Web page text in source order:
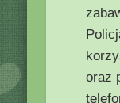
oraz